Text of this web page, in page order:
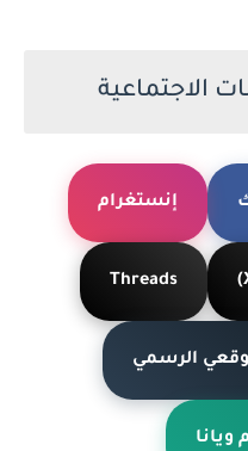
الاجتماعية
إنستغرام
Threads
الرسمي
ويانا